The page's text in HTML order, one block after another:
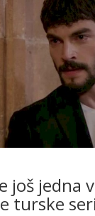
još jedna
turske